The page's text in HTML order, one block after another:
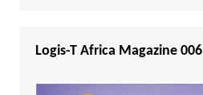
Logis-T Africa Magazine 006